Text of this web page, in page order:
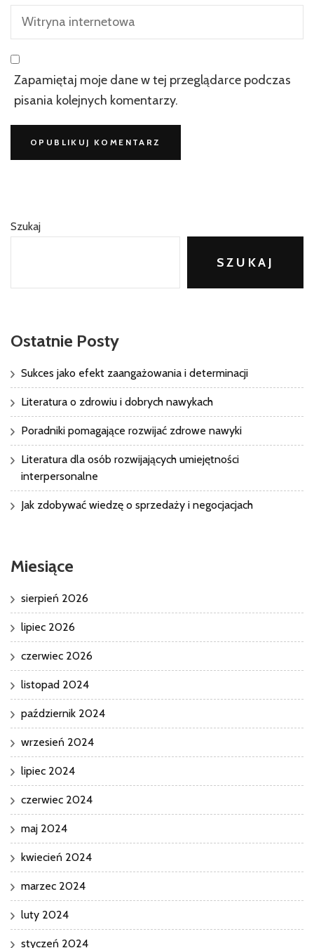
Zapamiętaj moje dane w tej przeglądarce podczas
pisania kolejnych komentarzy.
Szukaj
SZUKAJ
Ostatnie Posty
Sukces jako efekt zaangażowania i determinacji
Literatura o zdrowiu i dobrych nawykach
Poradniki pomagające rozwijać zdrowe nawyki
Literatura dla osób rozwijających umiejętności
interpersonalne
Jak zdobywać wiedzę o sprzedaży i negocjacjach
Miesiące
sierpień 2026
lipiec 2026
czerwiec 2026
listopad 2024
październik 2024
wrzesień 2024
lipiec 2024
czerwiec 2024
maj 2024
kwiecień 2024
marzec 2024
luty 2024
styczeń 2024